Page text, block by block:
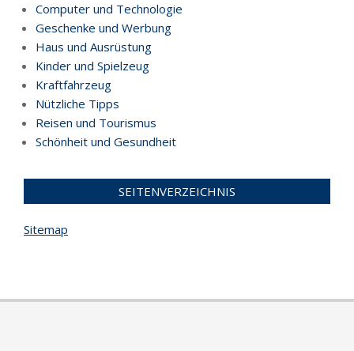
Computer und Technologie
Geschenke und Werbung
Haus und Ausrüstung
Kinder und Spielzeug
Kraftfahrzeug
Nützliche Tipps
Reisen und Tourismus
Schönheit und Gesundheit
SEITENVERZEICHNIS
Sitemap